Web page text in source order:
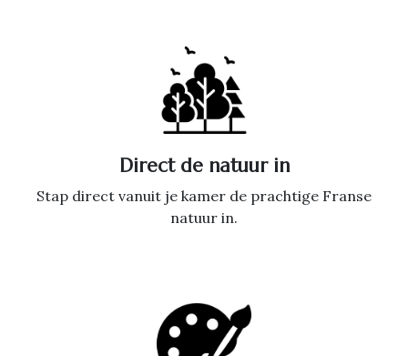
Direct de natuur in
Stap direct vanuit je kamer de prachtige Franse
natuur in.